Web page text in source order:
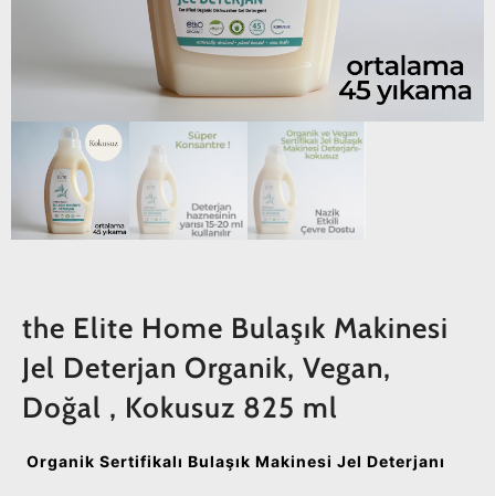
the Elite Home Bulaşık Makinesi
Jel Deterjan Organik, Vegan,
Doğal , Kokusuz 825 ml
Organik Sertifikalı Bulaşık Makinesi Jel Deterjanı